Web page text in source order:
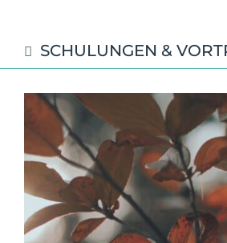
SCHULUNGEN &